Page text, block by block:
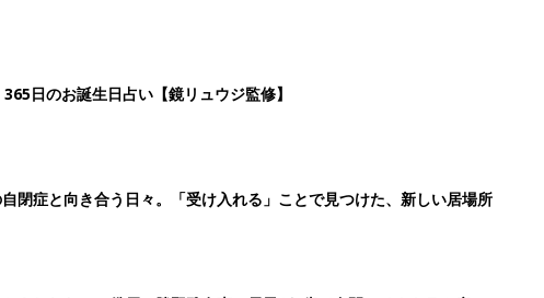
日のお誕生日占い【鏡リュウジ監修】
閉症と向き合う日々。「受け入れる」ことで見つけた、新しい居場所